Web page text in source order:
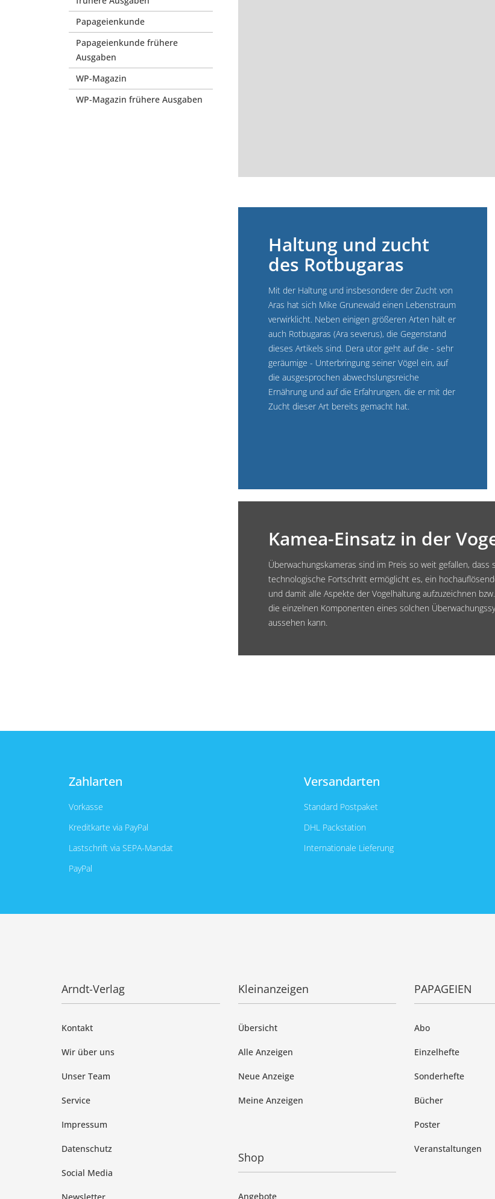
Papageienkunde
Papageienkunde frühere
Ausgaben
WP-Magazin
WP-Magazin frühere Ausgaben
Haltung und zucht
des Rotbugaras
Mit der Haltung und insbesondere der Zucht von
Aras hat sich Mike Grunewald einen Lebenstraum
verwirklicht. Neben einigen größeren Arten hält er
auch Rotbugaras (Ara severus), die Gegenstand
dieses Artikels sind. Dera utor geht auf die - sehr
geräumige - Unterbringung seiner Vögel ein, auf
die ausgesprochen abwechslungsreiche
Ernährung und auf die Erfahrungen, die er mit der
Zucht dieser Art bereits gemacht hat.
Kamea-Einsatz in der
Überwachungskameras sind im Preis so weit gefallen,
technologische Fortschritt ermöglicht es, ein
und damit alle Aspekte der Vogelhaltung aufzuzeichnen
die einzelnen Komponenten eines solchen
aussehen kann.
Zahlarten
Vorkasse
Kreditkarte via PayPal
Lastschrift via SEPA-Mandat
PayPal
Versandarten
Standard Postpaket
DHL Packstation
Internationale Lieferung
Arndt-Verlag
Kontakt
Wir über uns
Unser Team
Service
Impressum
Datenschutz
Social Media
Kleinanzeigen
Übersicht
Alle Anzeigen
Neue Anzeige
Meine Anzeigen
Shop
Angebote
PAPAGEIEN
Abo
Einzelhefte
Sonderhefte
Bücher
Poster
Veranstaltungen